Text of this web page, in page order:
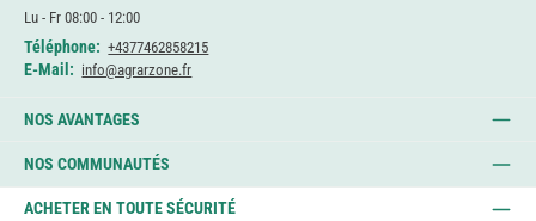
Lu - Fr 08:00 - 12:00
Téléphone: +4377462858215
E-Mail: info@agrarzone.fr
NOS AVANTAGES
NOS COMMUNAUTÉS
ACHETER EN TOUTE SÉCURITÉ